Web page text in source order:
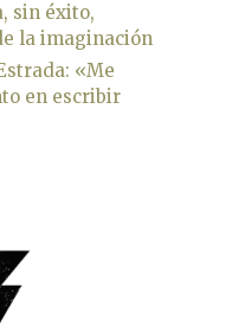
sin éxito,
la imaginación
«Me
en escribir